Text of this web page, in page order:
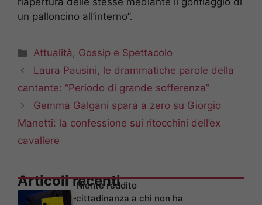
un palloncino all’interno”.
Categorie
Attualità , Gossip e Spettacolo
Laura Pausini, le drammatiche parole della
cantante: “Periodo di grande sofferenza”
Gemma Galgani spara a zero su Giorgio
Manetti: la confessione sui ritocchini dell’ex
cavaliere
Articoli recenti
Niente reddito
cittadinanza a chi non ha